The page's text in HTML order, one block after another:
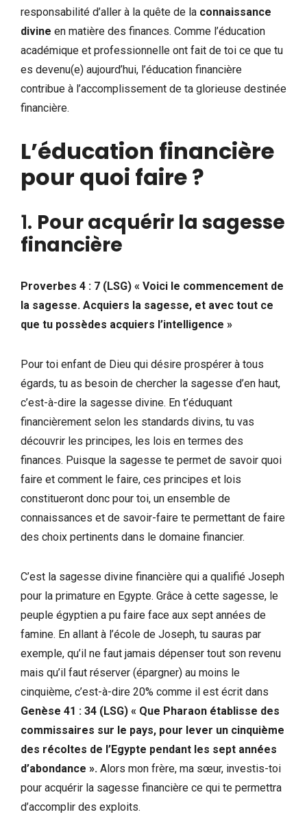
responsabilité d’aller à la quête de la connaissance
divine en matière des finances. Comme l’éducation
académique et professionnelle ont fait de toi ce que tu
es devenu(e) aujourd’hui, l’éducation financière
contribue à l’accomplissement de ta glorieuse destinée
financière.
L’éducation financière
pour quoi faire ?
1. Pour acquérir la sagesse
financière
Proverbes 4 : 7 (LSG) « Voici le commencement de
la sagesse. Acquiers la sagesse, et avec tout ce
que tu possèdes acquiers l’intelligence »
Pour toi enfant de Dieu qui désire prospérer à tous
égards, tu as besoin de chercher la sagesse d’en haut,
c’est-à-dire la sagesse divine. En t’éduquant
financièrement selon les standards divins, tu vas
découvrir les principes, les lois en termes des
finances. Puisque la sagesse te permet de savoir quoi
faire et comment le faire, ces principes et lois
constitueront donc pour toi, un ensemble de
connaissances et de savoir-faire te permettant de faire
des choix pertinents dans le domaine financier.
C’est la sagesse divine financière qui a qualifié Joseph
pour la primature en Egypte. Grâce à cette sagesse, le
peuple égyptien a pu faire face aux sept années de
famine. En allant à l’école de Joseph, tu sauras par
exemple, qu’il ne faut jamais dépenser tout son revenu
mais qu’il faut réserver (épargner) au moins le
cinquième, c’est-à-dire 20% comme il est écrit dans
Genèse 41 : 34 (LSG) « Que Pharaon établisse des
commissaires sur le pays, pour lever un cinquième
des récoltes de l’Egypte pendant les sept années
d’abondance ». Alors mon frère, ma sœur, investis-toi
pour acquérir la sagesse financière ce qui te permettra
d’accomplir des exploits.